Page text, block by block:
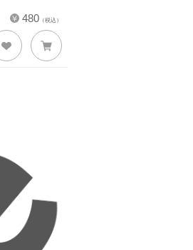
480 （税込）